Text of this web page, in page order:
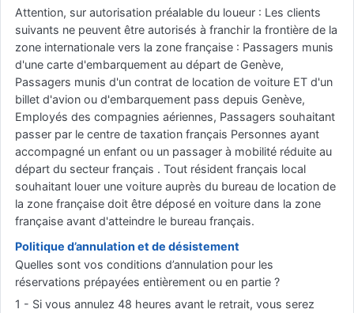
Attention, sur autorisation préalable du loueur : Les clients
suivants ne peuvent être autorisés à franchir la frontière de la
zone internationale vers la zone française : Passagers munis
d'une carte d'embarquement au départ de Genève,
Passagers munis d'un contrat de location de voiture ET d'un
billet d'avion ou d'embarquement pass depuis Genève,
Employés des compagnies aériennes, Passagers souhaitant
passer par le centre de taxation français Personnes ayant
accompagné un enfant ou un passager à mobilité réduite au
départ du secteur français . Tout résident français local
souhaitant louer une voiture auprès du bureau de location de
la zone française doit être déposé en voiture dans la zone
française avant d'atteindre le bureau français.
Politique d’annulation et de désistement
Quelles sont vos conditions d’annulation pour les
réservations prépayées entièrement ou en partie ?
1 - Si vous annulez 48 heures avant le retrait, vous serez